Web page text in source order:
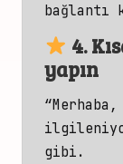
bağlantı
4.
yapın
gibi.